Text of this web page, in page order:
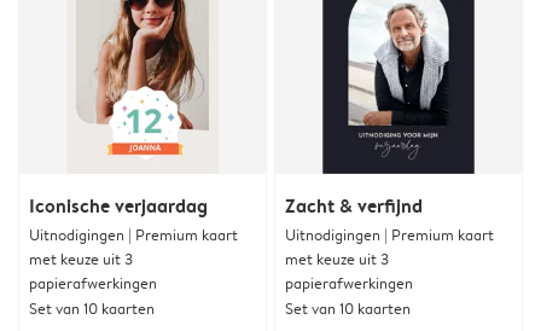
Iconische verjaardag
Uitnodigingen | Premium kaart
met keuze uit 3
papierafwerkingen
Set van 10 kaarten
Zacht & verfijnd
Uitnodigingen | Premium kaart
met keuze uit 3
papierafwerkingen
Set van 10 kaarten